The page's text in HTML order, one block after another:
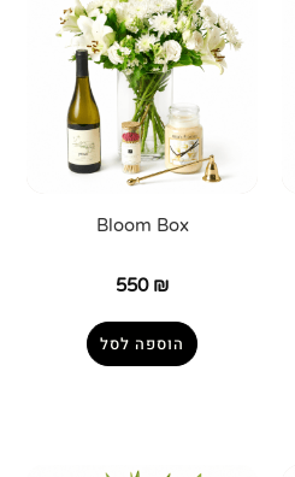
Bloom Box
550 ₪
הוספה לסל